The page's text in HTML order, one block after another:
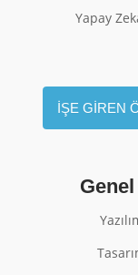
Yapay
İŞE GİREN